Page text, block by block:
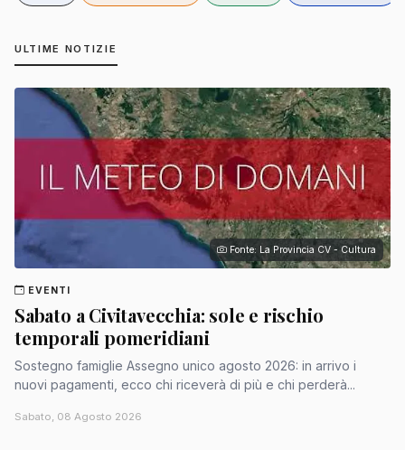
ULTIME NOTIZIE
Fonte: La Provincia CV - Cultura
EVENTI
Sabato a Civitavecchia: sole e rischio
temporali pomeridiani
Sostegno famiglie Assegno unico agosto 2026: in arrivo i
nuovi pagamenti, ecco chi riceverà di più e chi perderà...
Sabato, 08 Agosto 2026